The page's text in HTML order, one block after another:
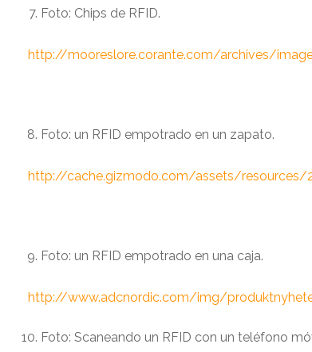
Foto: Chips de RFID.
http://mooreslore.corante.com/archives/
Foto: un RFID empotrado en un zapato.
http://cache.gizmodo.com/assets/resources/
Foto: un RFID empotrado en una caja.
http://www.adcnordic.com/img/
Foto: Scaneando un RFID con un teléfono